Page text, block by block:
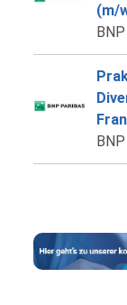
(m/